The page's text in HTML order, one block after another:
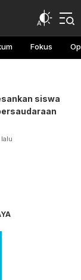
Fokus
siswa